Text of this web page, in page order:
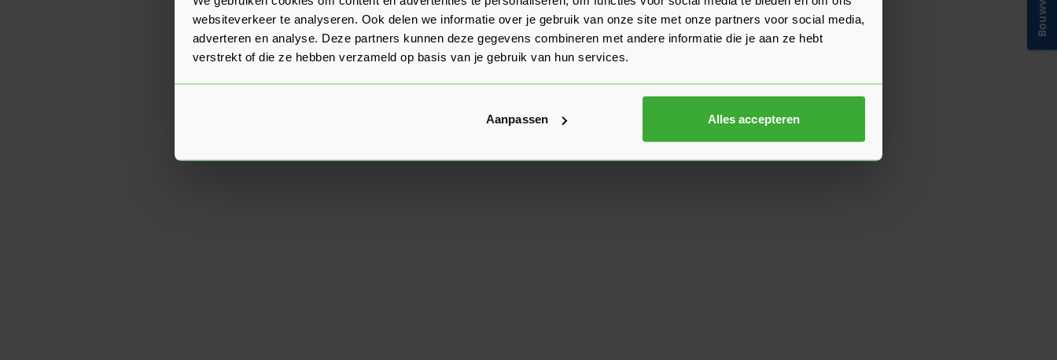
websiteverkeer te analyseren. Ook delen we informatie over je gebruik van onze site met onze partners voor social media,
adverteren en analyse. Deze partners kunnen deze gegevens combineren met andere informatie die je aan ze hebt
verstrekt of die ze hebben verzameld op basis van je gebruik van hun services.
Aanpassen Alles accepteren